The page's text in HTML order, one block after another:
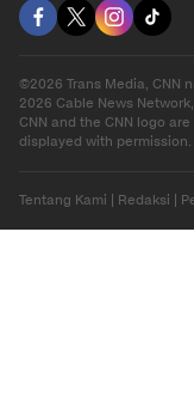
©2026 Trans Media, CNN
2026 Cable News
CNN and the CNN logo
displayed with permission.
Tentang Kami Redaksi